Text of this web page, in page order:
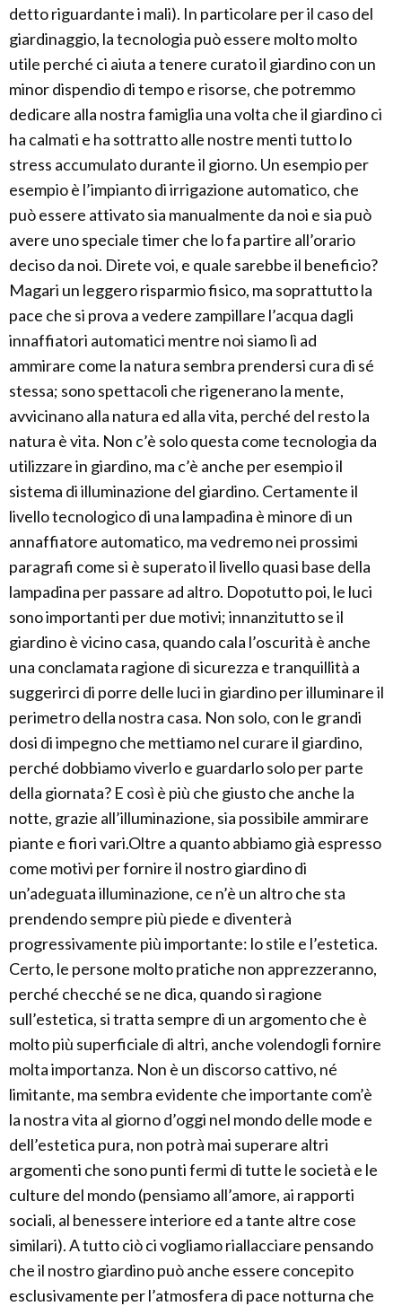
detto riguardante i mali). In particolare per il caso del
giardinaggio, la tecnologia può essere molto molto
utile perché ci aiuta a tenere curato il giardino con un
minor dispendio di tempo e risorse, che potremmo
dedicare alla nostra famiglia una volta che il giardino ci
ha calmati e ha sottratto alle nostre menti tutto lo
stress accumulato durante il giorno. Un esempio per
esempio è l’impianto di irrigazione automatico, che
può essere attivato sia manualmente da noi e sia può
avere uno speciale timer che lo fa partire all’orario
deciso da noi. Direte voi, e quale sarebbe il beneficio?
Magari un leggero risparmio fisico, ma soprattutto la
pace che si prova a vedere zampillare l’acqua dagli
innaffiatori automatici mentre noi siamo lì ad
ammirare come la natura sembra prendersi cura di sé
stessa; sono spettacoli che rigenerano la mente,
avvicinano alla natura ed alla vita, perché del resto la
natura è vita. Non c’è solo questa come tecnologia da
utilizzare in giardino, ma c’è anche per esempio il
sistema di illuminazione del giardino. Certamente il
livello tecnologico di una lampadina è minore di un
annaffiatore automatico, ma vedremo nei prossimi
paragrafi come si è superato il livello quasi base della
lampadina per passare ad altro. Dopotutto poi, le luci
sono importanti per due motivi; innanzitutto se il
giardino è vicino casa, quando cala l’oscurità è anche
una conclamata ragione di sicurezza e tranquillità a
suggerirci di porre delle luci in giardino per illuminare il
perimetro della nostra casa. Non solo, con le grandi
dosi di impegno che mettiamo nel curare il giardino,
perché dobbiamo viverlo e guardarlo solo per parte
della giornata? E così è più che giusto che anche la
notte, grazie all’illuminazione, sia possibile ammirare
piante e fiori vari.Oltre a quanto abbiamo già espresso
come motivi per fornire il nostro giardino di
un’adeguata illuminazione, ce n’è un altro che sta
prendendo sempre più piede e diventerà
progressivamente più importante: lo stile e l’estetica.
Certo, le persone molto pratiche non apprezzeranno,
perché checché se ne dica, quando si ragione
sull’estetica, si tratta sempre di un argomento che è
molto più superficiale di altri, anche volendogli fornire
molta importanza. Non è un discorso cattivo, né
limitante, ma sembra evidente che importante com’è
la nostra vita al giorno d’oggi nel mondo delle mode e
dell’estetica pura, non potrà mai superare altri
argomenti che sono punti fermi di tutte le società e le
culture del mondo (pensiamo all’amore, ai rapporti
sociali, al benessere interiore ed a tante altre cose
similari). A tutto ciò ci vogliamo riallacciare pensando
che il nostro giardino può anche essere concepito
esclusivamente per l’atmosfera di pace notturna che